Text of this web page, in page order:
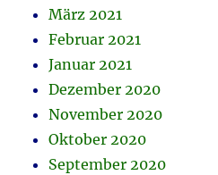
März 2021
Februar 2021
Januar 2021
Dezember 2020
November 2020
Oktober 2020
September 2020